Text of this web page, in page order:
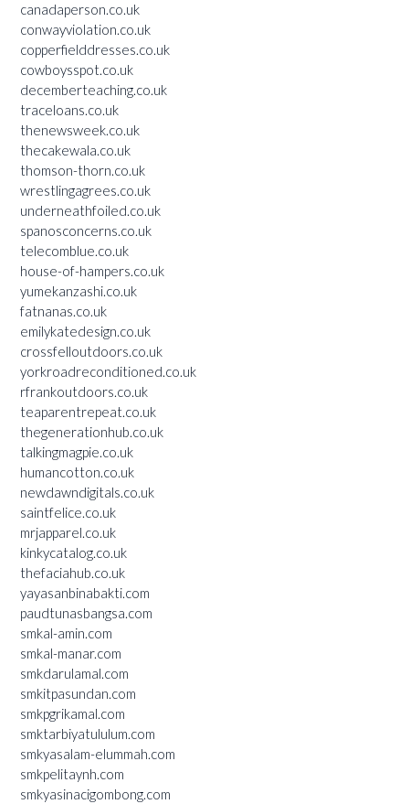
canadaperson.co.uk
conwayviolation.co.uk
copperfielddresses.co.uk
cowboysspot.co.uk
decemberteaching.co.uk
traceloans.co.uk
thenewsweek.co.uk
thecakewala.co.uk
thomson-thorn.co.uk
wrestlingagrees.co.uk
underneathfoiled.co.uk
spanosconcerns.co.uk
telecomblue.co.uk
house-of-hampers.co.uk
yumekanzashi.co.uk
fatnanas.co.uk
emilykatedesign.co.uk
crossfelloutdoors.co.uk
yorkroadreconditioned.co.uk
rfrankoutdoors.co.uk
teaparentrepeat.co.uk
thegenerationhub.co.uk
talkingmagpie.co.uk
humancotton.co.uk
newdawndigitals.co.uk
saintfelice.co.uk
mrjapparel.co.uk
kinkycatalog.co.uk
thefaciahub.co.uk
yayasanbinabakti.com
paudtunasbangsa.com
smkal-amin.com
smkal-manar.com
smkdarulamal.com
smkitpasundan.com
smkpgrikamal.com
smktarbiyatululum.com
smkyasalam-elummah.com
smkpelitaynh.com
smkyasinacigombong.com